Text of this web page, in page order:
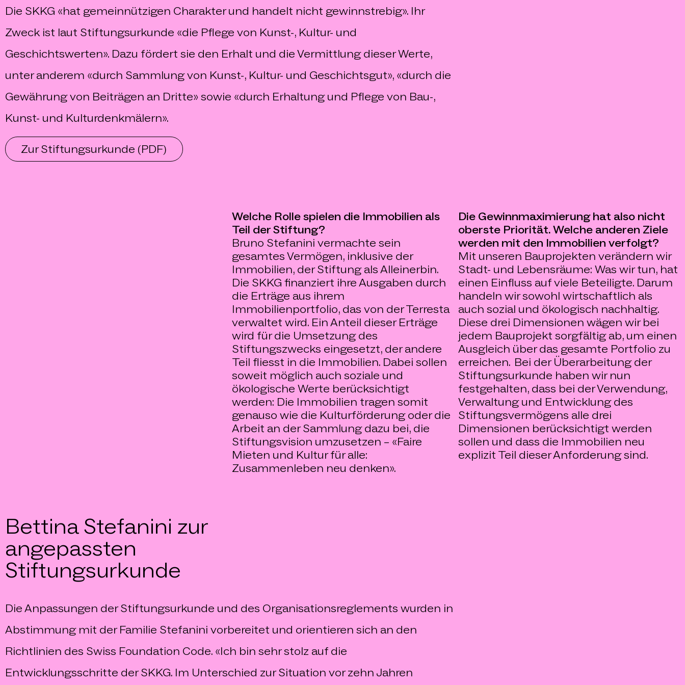
Die SKKG «hat gemeinnützigen Charakter und handelt nicht gewinnstrebig». Ihr
Zweck ist laut Stiftungsurkunde «die Pflege von Kunst-, Kultur- und
Geschichtswerten». Dazu fördert sie den Erhalt und die Vermittlung dieser Werte,
unter anderem «durch Sammlung von Kunst-, Kultur- und Geschichtsgut», «durch die
Gewährung von Beiträgen an Dritte» sowie «durch Erhaltung und Pflege von Bau-,
Kunst- und Kulturdenkmälern».
Zur Stiftungsurkunde (PDF)
Welche Rolle spielen die Immobilien als
Teil der Stiftung?
Bruno Stefanini vermachte sein
gesamtes Vermögen, inklusive der
Immobilien, der Stiftung als Alleinerbin.
Die SKKG finanziert ihre Ausgaben durch
die Erträge aus ihrem
Immobilienportfolio, das von der Terresta
verwaltet wird. Ein Anteil dieser Erträge
wird für die Umsetzung des
Stiftungszwecks eingesetzt, der andere
Teil fliesst in die Immobilien. Dabei sollen
soweit möglich auch soziale und
ökologische Werte berücksichtigt
werden: Die Immobilien tragen somit
genauso wie die Kulturförderung oder die
Arbeit an der Sammlung dazu bei, die
Stiftungsvision umzusetzen – «Faire
Mieten und Kultur für alle:
Zusammenleben neu denken».
Die Gewinnmaximierung hat also nicht
oberste Priorität. Welche anderen Ziele
werden mit den Immobilien verfolgt?
Mit unseren Bauprojekten verändern wir
Stadt- und Lebensräume: Was wir tun, hat
einen Einfluss auf viele Beteiligte. Darum
handeln wir sowohl wirtschaftlich als
auch sozial und ökologisch nachhaltig.
Diese drei Dimensionen wägen wir bei
jedem Bauprojekt sorgfältig ab, um einen
Ausgleich über das gesamte Portfolio zu
erreichen. Bei der Überarbeitung der
Stiftungsurkunde haben wir nun
festgehalten, dass bei der Verwendung,
Verwaltung und Entwicklung des
Stiftungsvermögens alle drei
Dimensionen berücksichtigt werden
sollen und dass die Immobilien neu
explizit Teil dieser Anforderung sind.
Bettina Stefanini zur
angepassten
Stiftungsurkunde
Die Anpassungen der Stiftungsurkunde und des Organisationsreglements wurden in
Abstimmung mit der Familie Stefanini vorbereitet und orientieren sich an den
Richtlinien des Swiss Foundation Code. «Ich bin sehr stolz auf die
Entwicklungsschritte der SKKG. Im Unterschied zur Situation vor zehn Jahren